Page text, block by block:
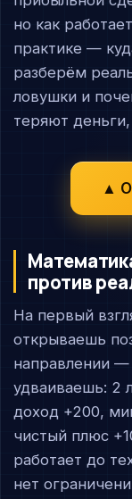
но как
практике —
разберём
ловушки и
теряют
▲
против
На первый
открываешь
направлении
удваиваешь: 2
доход +200,
чистый плюс
работает до
нет